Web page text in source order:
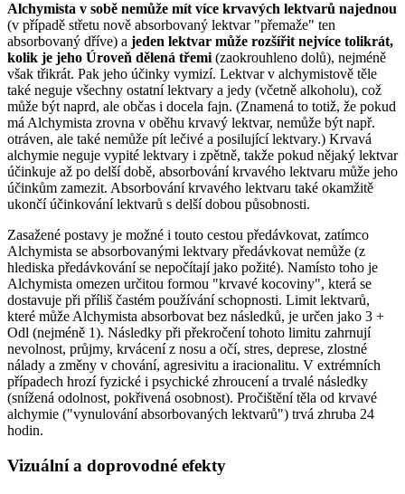
Alchymista v sobě nemůže mít více krvavých lektvarů najednou
(v případě střetu nově absorbovaný lektvar "přemaže" ten
absorbovaný dříve) a jeden lektvar může rozšířit nejvíce tolikrát,
kolik je jeho Úroveň dělená třemi (zaokrouhleno dolů), nejméně
však třikrát. Pak jeho účinky vymizí. Lektvar v alchymistově těle
také neguje všechny ostatní lektvary a jedy (včetně alkoholu), což
může být naprd, ale občas i docela fajn. (Znamená to totiž, že pokud
má Alchymista zrovna v oběhu krvavý lektvar, nemůže být např.
otráven, ale také nemůže pít lečivé a posilující lektvary.) Krvavá
alchymie neguje vypité lektvary i zpětně, takže pokud nějaký lektvar
účinkuje až po delší době, absorbování krvavého lektvaru může jeho
účinkům zamezit. Absorbování krvavého lektvaru také okamžitě
ukončí účinkování lektvarů s delší dobou působnosti.
Zasažené postavy je možné i touto cestou předávkovat, zatímco
Alchymista se absorbovanými lektvary předávkovat nemůže (z
hlediska předávkování se nepočítají jako požité). Namísto toho je
Alchymista omezen určitou formou "krvavé kocoviny", která se
dostavuje při příliš častém používání schopnosti. Limit lektvarů,
které může Alchymista absorbovat bez následků, je určen jako 3 +
Odl (nejméně 1). Následky při překročení tohoto limitu zahrnují
nevolnost, průjmy, krvácení z nosu a očí, stres, deprese, zlostné
nálady a změny v chování, agresivitu a iracionalitu. V extrémních
případech hrozí fyzické i psychické zhroucení a trvalé následky
(snížená odolnost, pokřivená osobnost). Pročištění těla od krvavé
alchymie ("vynulování absorbovaných lektvarů") trvá zhruba 24
hodin.
Vizuální a doprovodné efekty